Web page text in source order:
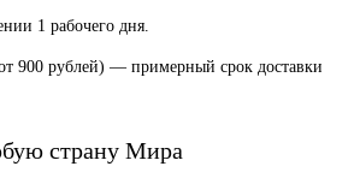
1 рабочего дня.
900 рублей) — примерный срок доставки
страну Мира